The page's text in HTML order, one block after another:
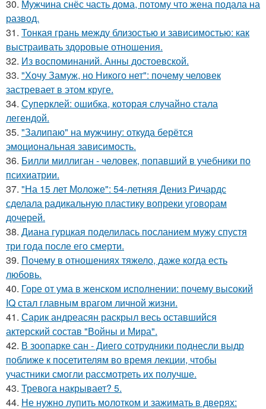
30. Мужчина снёс часть дома, потому что жена подала на
развод.
31. Тонкая грань между близостью и зависимостью: как
выстраивать здоровые отношения.
32. Из воспоминаний. Анны достоевской.
33. "Хочу Замуж, но Никого нет": почему человек
застревает в этом круге.
34. Суперклей: ошибка, которая случайно стала
легендой.
35. "Залипаю" на мужчину: откуда берётся
эмоциональная зависимость.
36. Билли миллиган - чeловек, попавший в учебники по
психиатрии.
37. "На 15 лет Моложе": 54-летняя Дениз Ричардс
сделала радикальную пластику вопреки уговорам
дочерей.
38. Диана гурцкая поделилась посланием мужу спустя
три года после его смерти.
39. Почему в отношениях тяжело, даже когда есть
любовь.
40. Горе от ума в женском исполнении: почему высокий
IQ стал главным врагом личной жизни.
41. Сарик андреасян раскрыл весь оставшийся
актерский состав "Войны и Мира".
42. В зоопарке сан - Диего сотрудники поднесли выдр
поближе к посетителям во время лекции, чтобы
участники смогли рассмотреть их получше.
43. Тревога накрывает? 5.
44. Не нужно лупить молотком и зажимать в дверях: